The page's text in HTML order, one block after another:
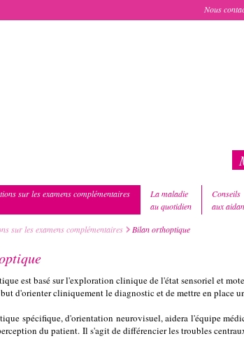
Nous
sur les examens complémentaires
La maladie
au quotidien
Conseils
aux
sur les examens complémentaires Bilan orthoptique
est basé sur l'exploration clinique de l'état sensoriel et
d'orienter cliniquement le diagnostic et de mettre en place
spécifique, d'orientation neurovisuel, aidera l'équipe
du patient. Il s'agit de différencier les troubles